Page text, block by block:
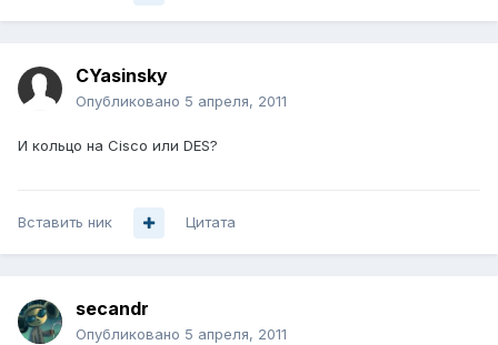
CYasinsky
Опубликовано 5 апреля, 2011
И кольцо на Cisco или DES?
Вставить ник Цитата
secandr
Опубликовано 5 апреля, 2011